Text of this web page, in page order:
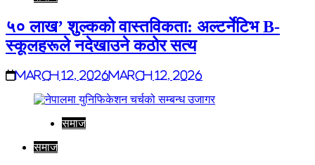
५० लाख’ शुल्कको वास्तविकता: अल्टर्नेटिभ B-
स्कूलहरूले नदेखाउने कठोर सत्य
March 12, 2026March 12, 2026
समाज
समाज